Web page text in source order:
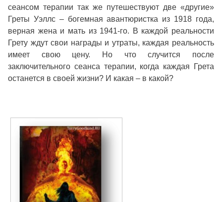
сеансом терапии так же путешествуют две «другие»
Греты Уэллс – богемная авантюристка из 1918 года,
верная жена и мать из 1941-го. В каждой реальности
Грету ждут свои награды и утраты, каждая реальность
имеет свою цену. Но что случится после
заключительного сеанса терапии, когда каждая Грета
останется в своей жизни? И какая – в какой?